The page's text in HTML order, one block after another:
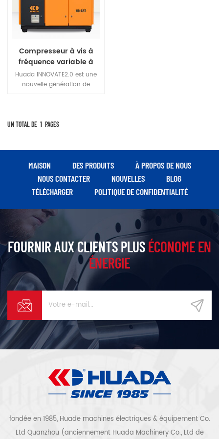
Compresseur à vis à
fréquence variable à
aimant permanent à
deux étages série
Huada INNOVATE2.0 est une
nouvelle génération de
développé de manière
UN TOTAL DE 1 PAGES
MAISON DES PRODUITS
À PROPOS DE NOUS
NOUS CONTACTER
NOUVELLES
BLOG
TÉLÉCHARGER
POLITIQUE DE CONFIDENTIALITÉ
FOURNIR AUX CLIENTS PLUSÉCONOME EN
ÉNERGIE
fondée en 1985, Huade machines électriques & équipement Co.
Ltd Quanzhou (anciennement Huada Machinery Co., Ltd de